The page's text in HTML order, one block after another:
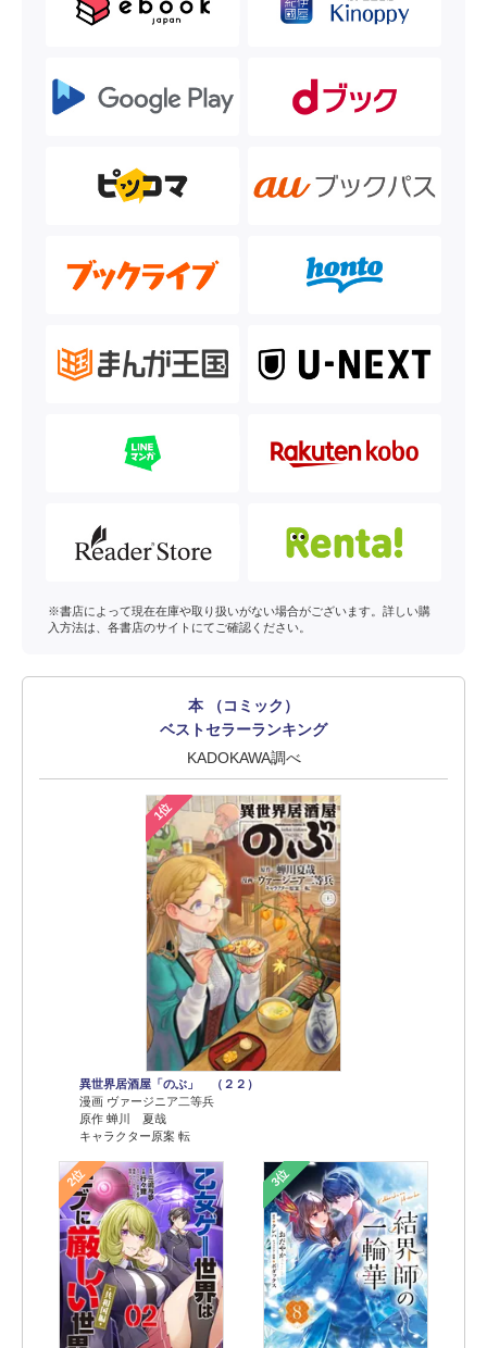
※書店によって現在在庫や取り扱いがない場合がございます。詳しい購
入方法は、各書店のサイトにてご確認ください。
本 （コミック）
ベストセラーランキング
KADOKAWA調べ
1位
異世界居酒屋「のぶ」 （２２）
漫画 ヴァージニア二等兵
原作 蝉川 夏哉
キャラクター原案 転
2位 3位